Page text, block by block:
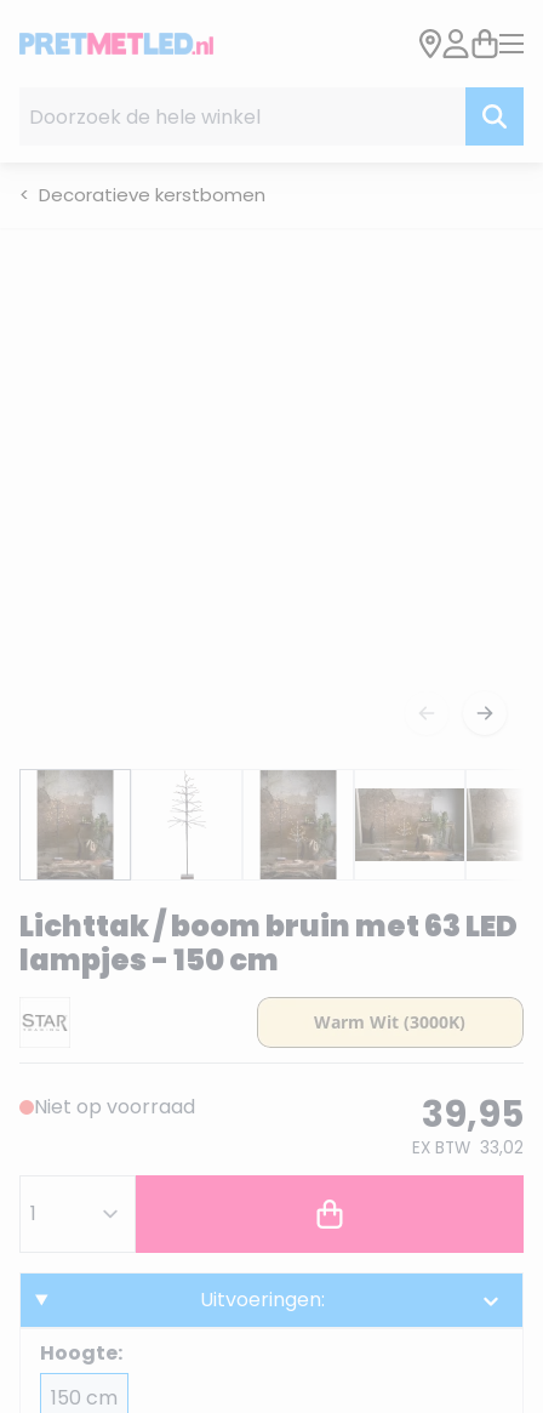
Decoratieve kerstbomen
Lichttak / boom bruin met 63 LED
lampjes - 150 cm
Niet op voorraad 39,95
EX BTW 33,02
Uitvoeringen:
Hoogte:
150 cm